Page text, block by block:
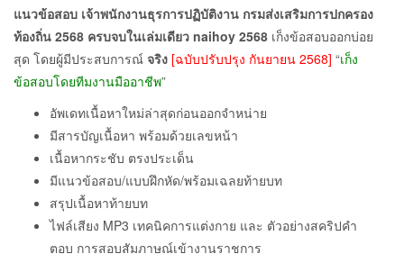
แนวข้อสอบ เจ้าพนักงานธุรการปฏิบัติงาน กรมส่งเสริมการปกครอง
ท้องถิ่น 2568 ครบจบในเล่มเดียว naihoy 2568 เก็งข้อสอบออกบ่อย
สุด โดยผู้มีประสบการณ์ จริง [ฉบับปรับปรุง กันยายน 2568] “เก็ง
ข้อสอบโดยทีมงานมืออาชีพ”
อัพเดทเนื้อหาใหม่ล่าสุดก่อนออกจำหน่าย
มีสารบัญเนื้อหา พร้อมด้วยเลขหน้า
เนื้อหากระชับ ตรงประเด็น
มีแนวข้อสอบ/แบบฝึกหัด/พร้อมเฉลยท้ายบท
สรุปเนื้อหาท้ายบท
ไฟล์เสียง MP3 เทคนิคการแต่งกาย และ ตัวอย่างสคริปคำ
ตอบ การสอบสัมภาษณ์เข้างานราชการ